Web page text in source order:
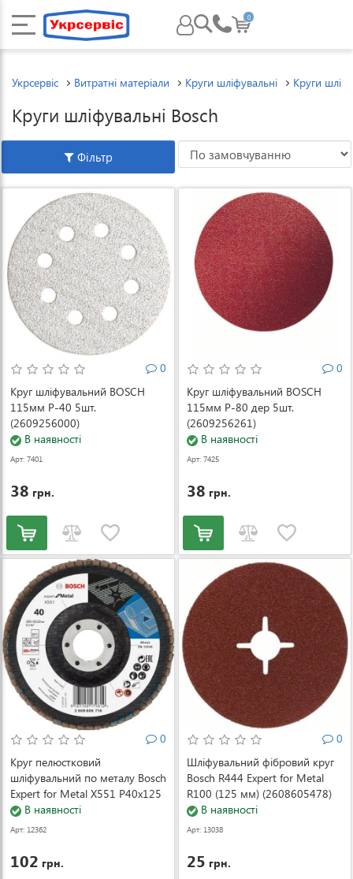
0
Укрсервіс Витратні матеріали Круги шліфувальні Круги
Круги шліфувальні Bosch
Фільтр
0
Круг шліфувальний BOSCH
115мм Р-40 5шт.
(2609256000)
В наявності
Арт: 7401
38 грн.
0
Круг шліфувальний BOSCH
115мм Р-80 дер 5шт.
(2609256261)
В наявності
Арт: 7425
38 грн.
0
Круг пелюстковий
шліфувальний по металу Bosch
Expert for Metal X551 P40x125
мм (2608606716)
В наявності
Арт: 12362
102 грн.
0
Шліфувальний фібровий круг
Bosch R444 Expert for Metal
R100 (125 мм) (2608605478)
В наявності
Арт: 13038
25 грн.